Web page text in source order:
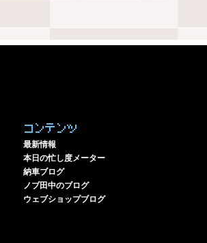
コンテンツ
最新情報
本日の忙し度メーター
納車ブログ
ノブ田中のブログ
ウェブショップブログ